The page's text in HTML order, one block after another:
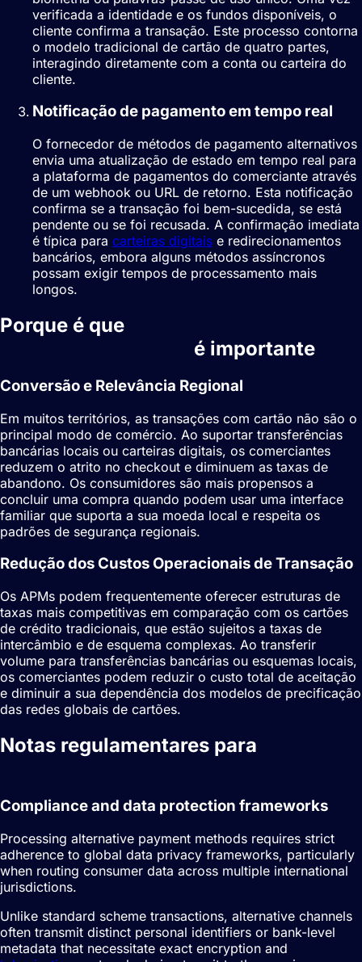
verificada a identidade e os fundos disponíveis, o
cliente confirma a transação. Este processo contorna
o modelo tradicional de cartão de quatro partes,
interagindo diretamente com a conta ou carteira do
cliente.
Notificação de pagamento em tempo real
O fornecedor de métodos de pagamento alternativos
envia uma atualização de estado em tempo real para
a plataforma de pagamentos do comerciante através
de um webhook ou URL de retorno. Esta notificação
confirma se a transação foi bem-sucedida, se está
pendente ou se foi recusada. A confirmação imediata
é típica para carteiras digitais e redirecionamentos
bancários, embora alguns métodos assíncronos
possam exigir tempos de processamento mais
longos.
Porque é que
é importante
Conversão e Relevância Regional
Em muitos territórios, as transações com cartão não são o
principal modo de comércio. Ao suportar transferências
bancárias locais ou carteiras digitais, os comerciantes
reduzem o atrito no checkout e diminuem as taxas de
abandono. Os consumidores são mais propensos a
concluir uma compra quando podem usar uma interface
familiar que suporta a sua moeda local e respeita os
padrões de segurança regionais.
Redução dos Custos Operacionais de Transação
Os APMs podem frequentemente oferecer estruturas de
taxas mais competitivas em comparação com os cartões
de crédito tradicionais, que estão sujeitos a taxas de
intercâmbio e de esquema complexas. Ao transferir
volume para transferências bancárias ou esquemas locais,
os comerciantes podem reduzir o custo total de aceitação
e diminuir a sua dependência dos modelos de precificação
das redes globais de cartões.
Notas regulamentares para
Compliance and data protection frameworks
Processing alternative payment methods requires strict
adherence to global data privacy frameworks, particularly
when routing consumer data across multiple international
jurisdictions.
Unlike standard scheme transactions, alternative channels
often transmit distinct personal identifiers or bank-level
metadata that necessitate exact encryption and